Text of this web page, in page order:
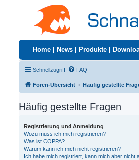
Home News Produkte
Schnellzugriff FAQ
Foren-Übersicht Häufig gestellte
Häufig gestellte Fragen
Registrierung und Anmeldung
Wozu muss ich mich registrieren?
Was ist COPPA?
Warum kann ich mich nicht registrieren?
Ich habe mich registriert, kann mich aber nicht